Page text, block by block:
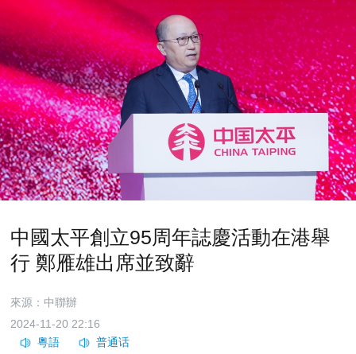
中國太平創立95周年誌慶活動在港舉
行 鄭雁雄出席並致辭
來源：中聯辦
2024-11-20 22:16